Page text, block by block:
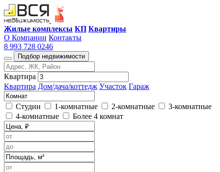
Жилые комплексы КП Квартиры
О Компании Контакты
8 993 728 0246
Подбор недвижимости
Квартира
Квартира Дом/дача/коттедж Участок Гараж
Студии 1-комнатные 2-комнатные
3-комнатные
4-комнатные
Более 4 комнат